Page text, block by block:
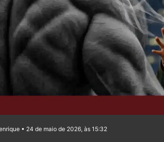
• 24 de maio de 2026, às 15:32